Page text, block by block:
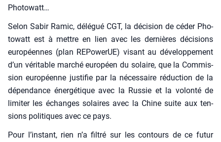
Pho­to­watt…
Selon Sabir Ramic, délé­gué CGT, la déci­sion de céder Pho­
to­watt est à mettre en lien avec les der­nières déci­sions
euro­péennes (plan REPo­we­rUE) visant au déve­lop­pe­ment
d’un véri­table mar­ché euro­péen du solaire, que la Com­mis­
sion euro­péenne jus­ti­fie par la néces­saire réduc­tion de la
dépen­dance éner­gé­tique avec la Rus­sie et la volon­té de
limi­ter les échanges solaires avec la Chine suite aux ten­
sions poli­tiques avec ce pays.
Pour l’instant, rien n’a fil­tré sur les contours de ce futur